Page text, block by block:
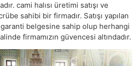
cami halısı üretimi satışı ve
sahibi bir firmadır. Satışı yapılan
belgesine sahip olup herhangi
firmamızın güvencesi altındadır.